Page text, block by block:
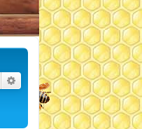
Поиск Расширенный поиск